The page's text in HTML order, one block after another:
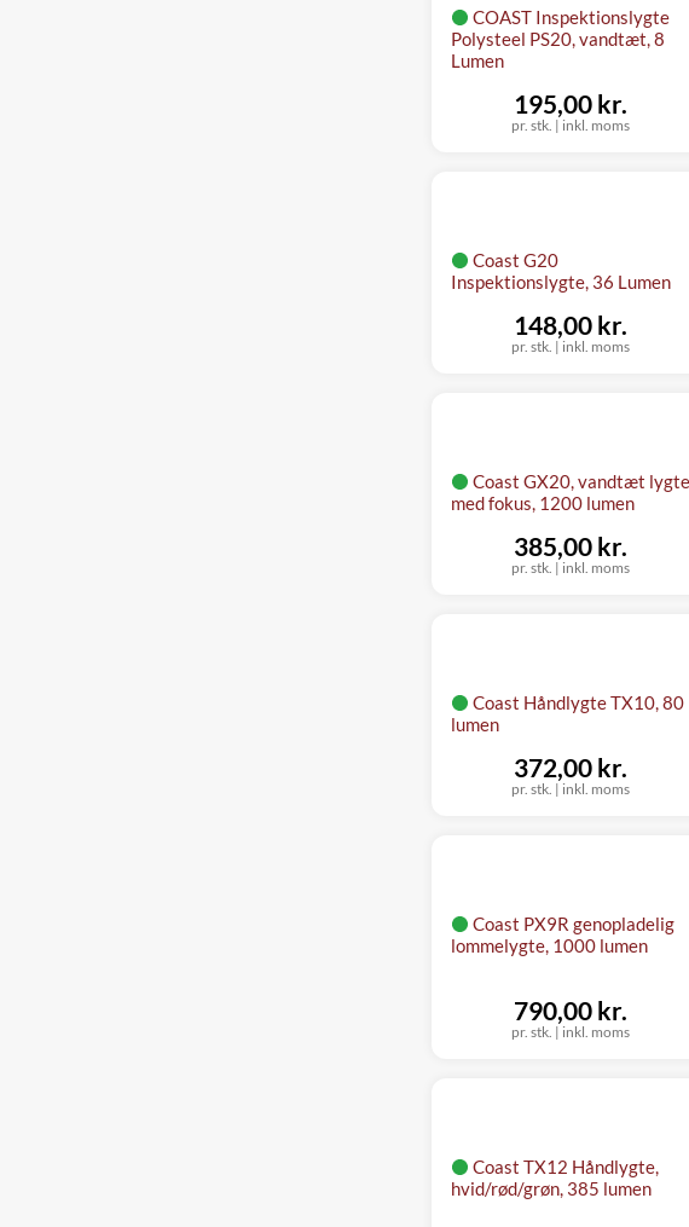
COAST Inspektionslygte
Polysteel PS20, vandtæt, 8
Lumen
pr. stk. | inkl. moms
195,00 kr.
Coast G20
Inspektionslygte, 36 Lumen
pr. stk. | inkl. moms
148,00 kr.
Coast GX20, vandtæt lygte
med fokus, 1200 lumen
pr. stk. | inkl. moms
385,00 kr.
Coast Håndlygte TX10, 80
lumen
pr. stk. | inkl. moms
372,00 kr.
Coast PX9R genopladelig
lommelygte, 1000 lumen
pr. stk. | inkl. moms
790,00 kr.
Coast TX12 Håndlygte,
hvid/rød/grøn, 385 lumen